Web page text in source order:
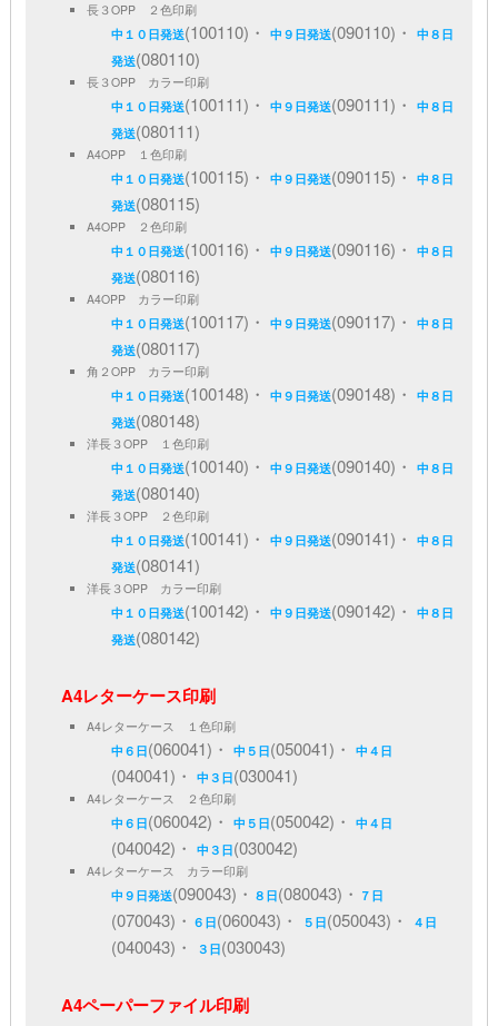
長３OPP ２色印刷
中１０日発送(100110)・中９日発送(090110)・中８日
発送(080110)
長３OPP カラー印刷
中１０日発送(100111)・中９日発送(090111)・中８日
発送(080111)
A4OPP １色印刷
中１０日発送(100115)・中９日発送(090115)・中８日
発送(080115)
A4OPP ２色印刷
中１０日発送(100116)・中９日発送(090116)・中８日
発送(080116)
A4OPP カラー印刷
中１０日発送(100117)・中９日発送(090117)・中８日
発送(080117)
角２OPP カラー印刷
中１０日発送(100148)・中９日発送(090148)・中８日
発送(080148)
洋長３OPP １色印刷
中１０日発送(100140)・中９日発送(090140)・中８日
発送(080140)
洋長３OPP ２色印刷
中１０日発送(100141)・中９日発送(090141)・中８日
発送(080141)
洋長３OPP カラー印刷
中１０日発送(100142)・中９日発送(090142)・中８日
発送(080142)
A4レターケース印刷
A4レターケース １色印刷
中６日(060041)・中５日(050041)・中４日
(040041)・中３日(030041)
A4レターケース ２色印刷
中６日(060042)・中５日(050042)・中４日
(040042)・中３日(030042)
A4レターケース カラー印刷
中９日発送(090043)・ ８日(080043)・ ７日
(070043)・ ６日(060043)・ ５日(050043)・ ４日
(040043)・ ３日(030043)
A4ペーパーファイル印刷